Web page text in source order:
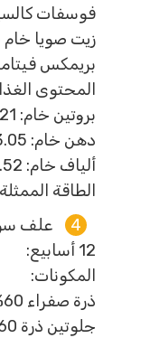
فوسفات كالسيوم
زيت صويا خام 3%
بريمكس
المحتوى
بروتين خام: 21%
دهن خام: 3.05%
ألياف خام: 2.52%
الطاقة الممثلة: 2950 كيلو كالوري/
12 أسابيع:
المكونات:
ذرة صفراء 60%
جلوتين ذرة 60% 10%